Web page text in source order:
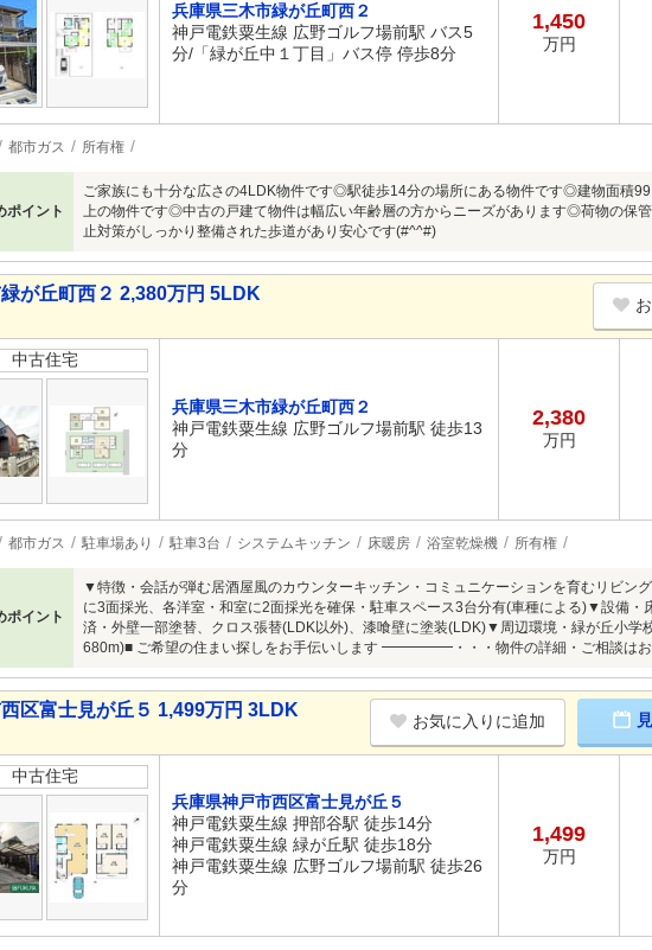
兵庫県三木市緑が丘町西２
神戸電鉄粟生線 広野ゴルフ場前駅 バス5
分/「緑が丘中１丁目」バス停 停歩8分
1,450
万円
都市ガス 所有権
ポイント
ご家族にも十分な広さの4LDK物件です◎駅徒歩14分の場所にある物件です◎建物面積
上の物件です◎中古の戸建て物件は幅広い年齢層の方からニーズがあります◎荷物の保
止対策がしっかり整備された歩道があり安心です(#^^#)
が丘町西２ 2,380万円 5LDK
中古住宅
兵庫県三木市緑が丘町西２
神戸電鉄粟生線 広野ゴルフ場前駅 徒歩13
分
2,380
万円
都市ガス 駐車場あり 駐車3台 システムキッチン 床暖房 浴室乾燥機 所有権
ポイント
▼特徴・会話が弾む居酒屋風のカウンターキッチン・コミュニケーションを育むリビン
に3面採光、各洋室・和室に2面採光を確保・駐車スペース3台分有(車種による)▼設備
済・外壁一部塗替、クロス張替(LDK以外)、漆喰壁に塗装(LDK)▼周辺環境・緑が丘小学
680m)■ ご希望の住まい探しをお手伝いします ━━━━━・・・物件の詳細・ご相談はお
区富士見が丘５ 1,499万円 3LDK
お気に入りに追加
中古住宅
兵庫県神戸市西区富士見が丘５
神戸電鉄粟生線 押部谷駅 徒歩14分
神戸電鉄粟生線 緑が丘駅 徒歩18分
神戸電鉄粟生線 広野ゴルフ場前駅 徒歩26
分
1,499
万円